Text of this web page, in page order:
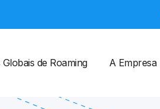
de Roaming A Empresa